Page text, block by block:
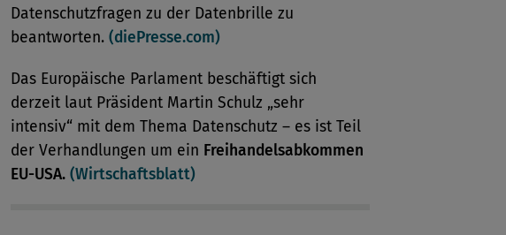
Datenschutzfragen zu der Datenbrille zu
beantworten. (diePresse.com)
Das Europäische Parlament beschäftigt sich
derzeit laut Präsident Martin Schulz „sehr
intensiv“ mit dem Thema Datenschutz – es ist Teil
der Verhandlungen um ein Freihandelsabkommen
EU-USA. (Wirtschaftsblatt)